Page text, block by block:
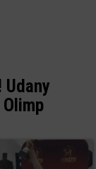
Udany